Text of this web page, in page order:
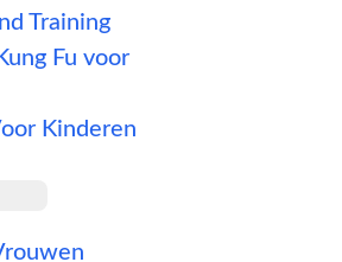
Training
Fu voor
Kinderen